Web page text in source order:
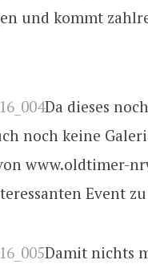
und kommt
Da dieses
noch keine
www.oldtimer-
Event
Damit nichts